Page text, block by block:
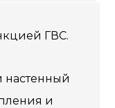
ГВС.
и